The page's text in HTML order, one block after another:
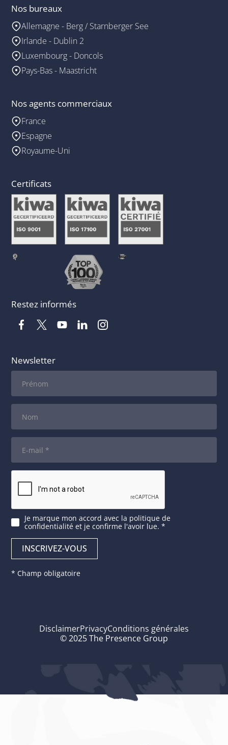
Nos bureaux
Allemagne - Berg / Starnberger See
Irlande - Dublin 2
Luxembourg - Doncols
Pays-Bas - Maastricht
Nos agents commerciaux
France
Espagne
Royaume-Uni
Certificats
Restez informés
Newsletter
Je marque mon accord avec la politique de
confidentialité et je confirme l'avoir lue. *
* Champ obligatoire
DisclaimerPrivacyConditions générales
© 2025 The Presence Group